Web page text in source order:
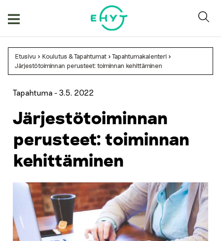
Etusivu > Koulutus & Tapahtumat >Tapahtumakalenteri >
Järjestötoiminnan perusteet: toiminnan kehittäminen
Tapahtuma - 3.5. 2022
Järjestötoiminnan
perusteet: toiminnan
kehittäminen